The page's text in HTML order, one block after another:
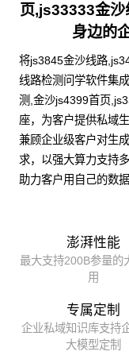
页,js33333金
身边的
将js3845金沙线路
线路检测问学软件集
测,金沙js4399首页
座，为客户提供私域
兼顾企业级客户对生
求，以强大算力支持
助力客户用自己的数
澎湃性能
最大支持200B参量的
用
专属定制
企业私域知识库支持
大模型定制